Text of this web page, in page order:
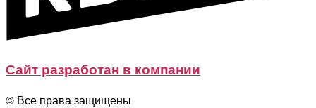
Сайт разработан в компании
© Все права защищены